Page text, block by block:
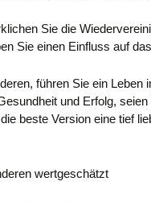
Sie die
Sie einen Einfluss auf
führen Sie ein Leben
und Erfolg, seien
beste Version eine tief
wertgeschätzt